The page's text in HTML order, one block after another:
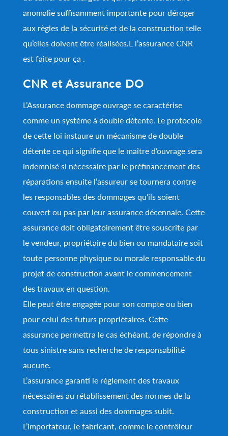
anomalie suffisamment importante pour déroger
aux règles de la sécurité et de la construction telle
qu’elles doivent être réalisées.L l’assurance CNR
est faite pour ça .
CNR et Assurance DO
L’Assurance dommage ouvrage se caractérise
comme un système à double détente. Le protocole
de cette loi instaure un mécanisme de double
détente ce qui signifie que le maître d’ouvrage sera
indemnisé si nécessaire par le préfinancement des
réparations ensuite l’assureur se tournera contre
les responsables des dommages qu’ils soient
couvert ou pas par leur assurance décennale. Cette
assurance doit obligatoirement être souscrite par
le vendeur, propriétaire du bien ou mandataire soit
toute personne physique ou morale responsable du
projet de construction avant le commencement
des travaux en question.
Elle peut être engagée pour son compte ou bien
pour celui des futurs propriétaires. Cette
assurance permettra le cas échéant, de répondre à
tous sinistre sans recherche de responsabilité
aucune.
L’assurance garanti le règlement des travaux
nécessaires au rétablissement des normes de la
construction et aussi des dommages subit.
L’importateur, le fabricant, comme le contrôleur